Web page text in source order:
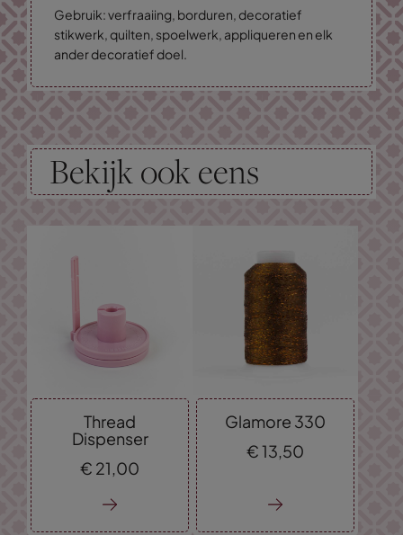
Gebruik: verfraaiing, borduren, decoratief
stikwerk, quilten, spoelwerk, appliqueren en elk
ander decoratief doel.
Bekijk ook eens
Thread
Dispenser
€ 21,00
Glamore 330
€13,50